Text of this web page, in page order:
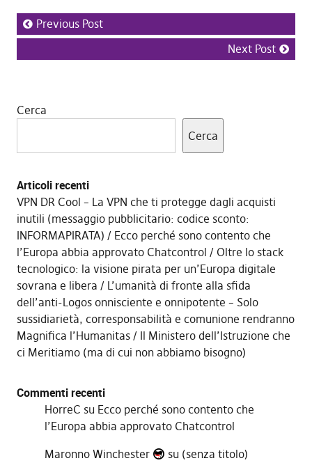
Previous Post
Next Post
Cerca
Cerca
Articoli recenti
VPN DR Cool – La VPN che ti protegge dagli acquisti
inutili (messaggio pubblicitario: codice sconto:
INFORMAPIRATA)
Ecco perché sono contento che
l’Europa abbia approvato Chatcontrol
Oltre lo stack
tecnologico: la visione pirata per un’Europa digitale
sovrana e libera
L’umanità di fronte alla sfida
dell’anti-Logos onnisciente e onnipotente – Solo
sussidiarietà, corresponsabilità e comunione rendranno
Magnifica l’Humanitas
Il Ministero dell’Istruzione che
ci Meritiamo (ma di cui non abbiamo bisogno)
Commenti recenti
HorreC su Ecco perché sono contento che
l’Europa abbia approvato Chatcontrol
Maronno Winchester
su (senza titolo)